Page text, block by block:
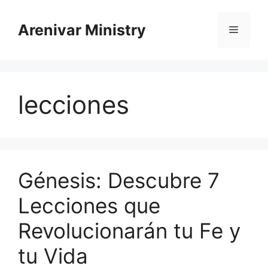
contenido
Arenivar Ministry Menú
lecciones
Génesis: Descubre 7
Lecciones que
Revolucionarán tu Fe y
tu Vida